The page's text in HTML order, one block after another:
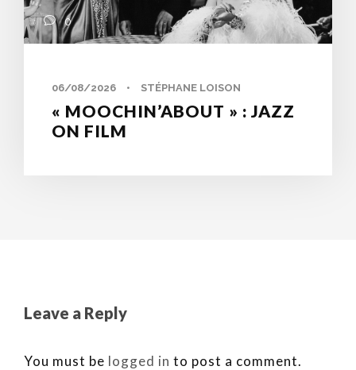
0
06/08/2026 • STÉPHANE LOISON
« MOOCHIN’ABOUT » : JAZZ
ON FILM
Leave a Reply
You must be logged in to post a comment.